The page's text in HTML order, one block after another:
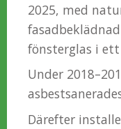
2025, med
fönsterglas i
Under
Därefter